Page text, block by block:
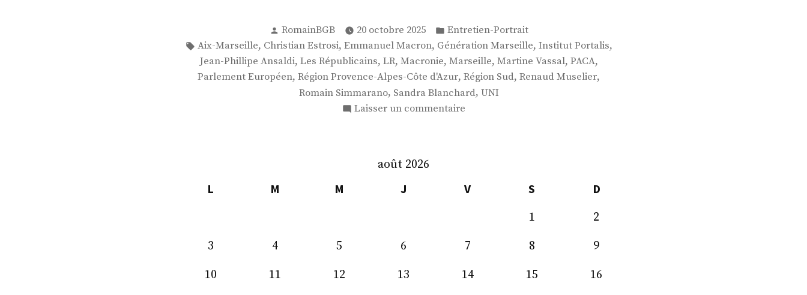
Publié
par
RomainBGB 20 octobre 2025
Publié
dans
Entretien-Portrait
Étiquettes :
Aix-Marseille, Christian Estrosi, Emmanuel Macron, Génération Marseille, Institut Portalis,
Jean-Phillipe Ansaldi, Les Républicains, LR, Macronie, Marseille, Martine Vassal, PACA,
Parlement Européen, Région Provence-Alpes-Côte d'Azur, Région Sud, Renaud Muselier,
Romain Simmarano, Sandra Blanchard, UNI
Laisser un commentairesur
août 2026
L
M M J V S
D
1
2
3
4 5 6 7 8
9
10
11 12 13 14 15
16